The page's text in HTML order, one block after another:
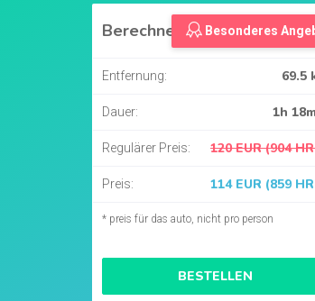
Besonderes
Berechnen
Entfernung: 69.5
Dauer: 1h
Regulärer Preis: 120 EUR (904
Preis: 114 EUR (859
* preis für das auto, nicht pro person
BESTELLEN